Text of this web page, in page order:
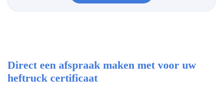
Direct een afspraak maken met voor uw
heftruck certificaat